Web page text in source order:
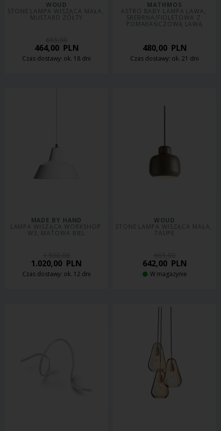
WOUD
STONE LAMPA WISZĄCA MAŁA,
MUSTARD ŻÓŁTY
464,00PLN
Czas dostawy: ok. 18 dni
MATHMOS
ASTRO BABY LAMPA LAWA,
SREBRNA/FIOLETOWA Z
POMARAŃCZOWĄ LAWĄ
480,00PLN
Czas dostawy: ok. 21 dni
MADE BY HAND
LAMPA WISZĄCA WORKSHOP
W3, MATOWA BIEL
1.020,00 PLN
Czas dostawy: ok. 12 dni
WOUD
STONE LAMPA WISZĄCA MAŁA,
TAUPE
642,00PLN
W magazynie